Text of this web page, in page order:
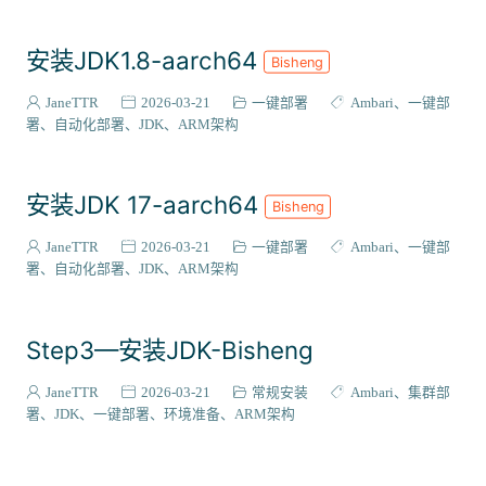
安装JDK1.8-aarch64 Bisheng
JaneTTR 2026-03-21 一键部署 Ambari
一键部
署
自动化部署 JDK ARM架构
安装JDK 17-aarch64 Bisheng
JaneTTR 2026-03-21 一键部署 Ambari
一键部
署
自动化部署 JDK ARM架构
Step3—安装JDK-Bisheng
JaneTTR 2026-03-21 常规安装 Ambari
集群部
署
JDK 一键部署 环境准备 ARM架构